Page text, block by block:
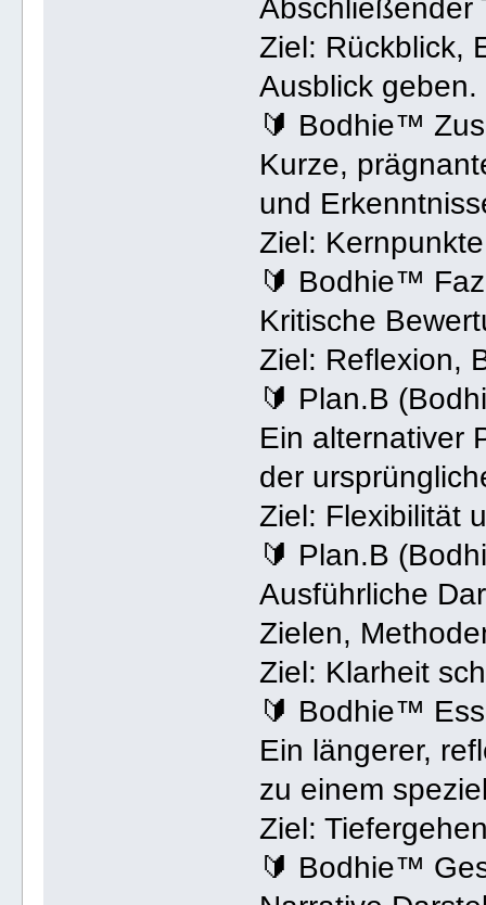
Abschließender
Ziel: Rückblick,
Ausblick geben.
🔰 Bodhie™
Kurze,
und
Ziel:
🔰 Bodhie™
Kritische
Ziel: Reflexion,
🔰 Plan.B
Ein alternativer
der
Ziel: Flexibilität
🔰 Plan.B
Ausführliche
Zielen,
Ziel: Klarheit
🔰 Bodhie™
Ein längerer,
zu einem
Ziel:
🔰 Bodhie™